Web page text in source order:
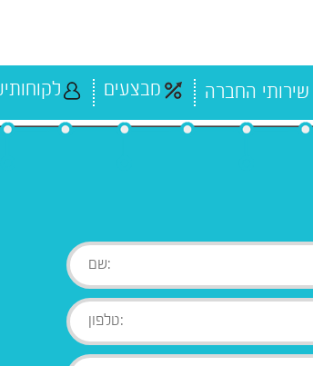
שירותי החברה מבצעים